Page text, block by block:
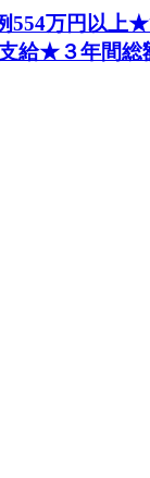
万円以上★
給★３年間総